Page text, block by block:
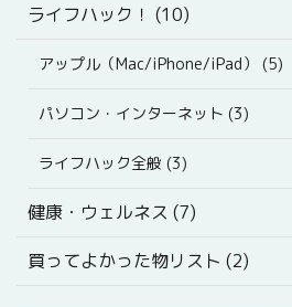
ライフハック！ (10)
アップル（Mac/iPhone/iPad） (5)
パソコン・インターネット (3)
ライフハック全般 (3)
健康・ウェルネス (7)
買ってよかった物リスト (2)